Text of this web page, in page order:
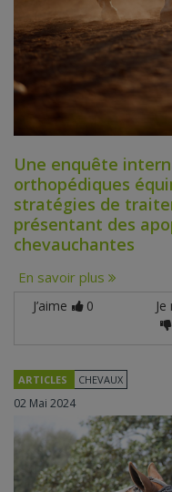
Une enquête
orthopédiques
stratégies de
présentant des
chevauchantes
En savoir plus
J’aime 0
ARTICLES CHEVAUX
02 Mai 2024